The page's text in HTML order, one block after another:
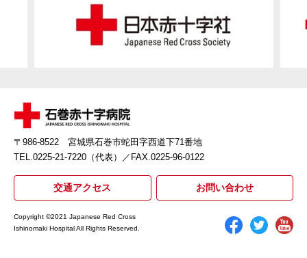
〒986-8522 宮城県石巻市蛇田字西道下71番地
TEL.0225-21-7220（代表）
／FAX.0225-96-0122
交通アクセス お問い合わせ
Copyright ©2021 Japanese Red Cross
Ishinomaki Hospital All Rights Reserved.